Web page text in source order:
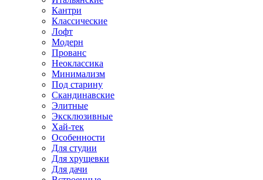
Кантри
Классические
Лофт
Модерн
Прованс
Неоклассика
Минимализм
Под старину
Скандинавские
Элитные
Эксклюзивные
Хай-тек
Особенности
Для студии
Для хрущевки
Для дачи